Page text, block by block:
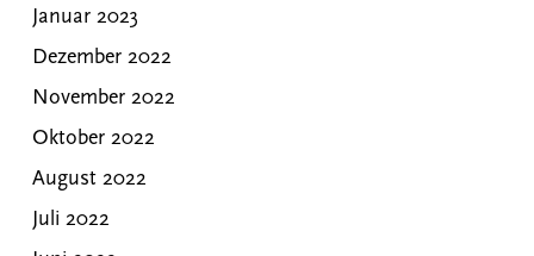
Januar 2023
Dezember 2022
November 2022
Oktober 2022
August 2022
Juli 2022